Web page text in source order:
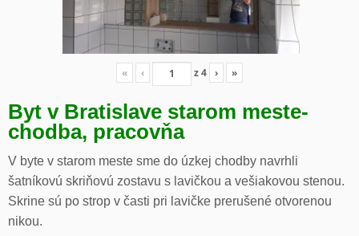
« ‹ z4 › »
Byt v Bratislave starom meste-
chodba, pracovňa
V byte v starom meste sme do úzkej chodby navrhli
šatníkovú skriňovú zostavu s lavičkou a vešiakovou stenou.
Skrine sú po strop v časti pri lavičke prerušené otvorenou
nikou.